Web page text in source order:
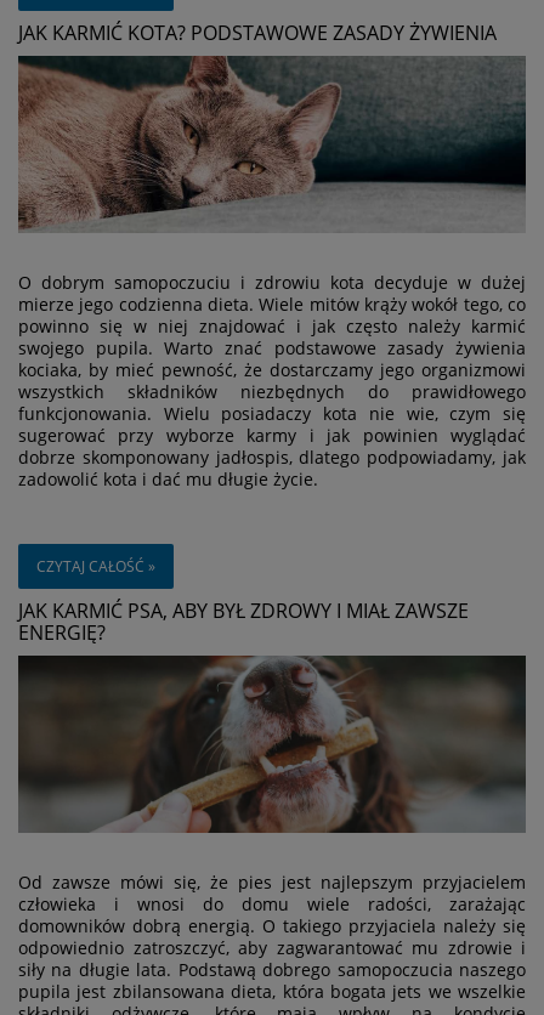
JAK KARMIĆ KOTA? PODSTAWOWE ZASADY ŻYWIENIA
O dobrym samopoczuciu i zdrowiu kota decyduje w dużej
mierze jego codzienna dieta. Wiele mitów krąży wokół tego, co
powinno się w niej znajdować i jak często należy karmić
swojego pupila. Warto znać podstawowe zasady żywienia
kociaka, by mieć pewność, że dostarczamy jego organizmowi
wszystkich składników niezbędnych do prawidłowego
funkcjonowania. Wielu posiadaczy kota nie wie, czym się
sugerować przy wyborze karmy i jak powinien wyglądać
dobrze skomponowany jadłospis, dlatego podpowiadamy, jak
zadowolić kota i dać mu długie życie.
CZYTAJ CAŁOŚĆ »
JAK KARMIĆ PSA, ABY BYŁ ZDROWY I MIAŁ ZAWSZE
ENERGIĘ?
Od zawsze mówi się, że pies jest najlepszym przyjacielem
człowieka i wnosi do domu wiele radości, zarażając
domowników dobrą energią. O takiego przyjaciela należy się
odpowiednio zatroszczyć, aby zagwarantować mu zdrowie i
siły na długie lata. Podstawą dobrego samopoczucia naszego
pupila jest zbilansowana dieta, która bogata jets we wszelkie